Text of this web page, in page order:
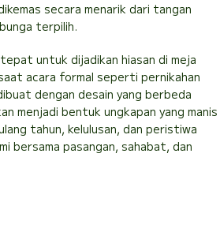
secara menarik dari tangan
terpilih.
untuk dijadikan hiasan di meja
acara formal seperti pernikahan
dengan desain yang berbeda
menjadi bentuk ungkapan yang manis
tahun, kelulusan, dan peristiwa
bersama pasangan, sahabat, dan